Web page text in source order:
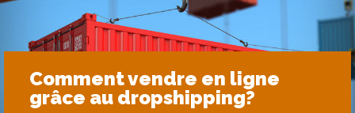
Comment vendre en ligne
grâce au dropshipping?